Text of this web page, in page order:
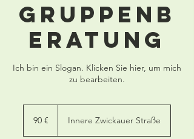
Gruppenb
eratung
Ich bin ein Slogan. Klicken Sie hier, um mich
zu bearbeiten.
90 € Innere Zwickauer Straße